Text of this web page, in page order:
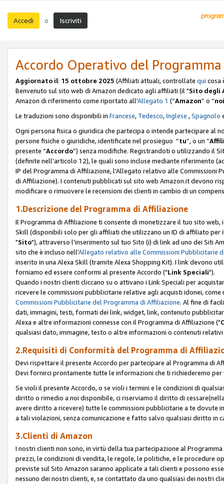
Accedi o Iscriviti
Accordo Operativo del
Aggiornato il: 15 ottobre 2025 (Affiliati attuali, controllate qui cosa
Benvenuto sul sito web di Amazon dedicato agli affiliati (il "Sito degli
Amazon di riferimento come riportato all'Allegato 1 (“Amazon” o “noi
Le traduzioni sono disponibili in Francese, Tedesco,Inglese ,Spagnolo
Ogni persona fisica o giuridica che partecipa o intende partecipare al
persone fisiche o giuridiche, identificate nel prosieguo “tu”, o un “
presente “Accordo”) senza modifiche. Registrandoti o utilizzando il
(definite nell'articolo 12), le quali sono incluse mediante riferimento
IP del Programma di Affiliazione, l'Allegato relativo alle Commissioni
di Affiliazione). I contenuti pubblicati sul sito web Amazon.it devono
modificare o rimuovere le recensioni dei clienti in cambio di un
1.Descrizione del Programma di Affiliazione
Il Programma di Affiliazione ti consente di monetizzare il tuo sito
Skill (disponibili solo per gli affiliati che utilizzano un ID di affiliato per
"Sito"), attraverso l'inserimento sul tuo Sito (i) di link ad uno dei Siti
sito che è incluso nell'Allegato relativo alle Commissioni Pubblicitarie
inserito in una Alexa Skill (tramite Alexa Shopping Kit). I link devono
forniamo ed essere conformi al presente Accordo ("Link Speciali").
Quando i nostri clienti cliccano su o attivano i Link Speciali per
ricevere le commissioni pubblicitarie relative agli acquisti idonei,
Commissioni Pubblicitarie del Programma di Affiliazione. Al fine di
dati, immagini, testi, formati dei link, widget, link, contenuto
Alexa e altre informazioni connesse con il Programma di Affiliazione ("
qualsiasi dato, immagine, testo o altre informazioni o contenuti
2.Requisiti di Conformità del Programma di
Devi rispettare il presente Accordo per partecipare al Programma di
Devi fornirci prontamente tutte le informazioni che ti richiederemo
Se violi il presente Accordo, o se violi i termini e le condizioni di
diritto o rimedio a noi disponibile, ci riserviamo il diritto di
avere diritto a ricevere) tutte le commissioni pubblicitarie a te dovute
a tali violazioni, senza comunicazione e fatto salvo qualsiasi diritto in
3.Clienti di Amazon
I nostri clienti non sono, in virtù della tua partecipazione al
prezzi, le condizioni di vendita, le regole, le politiche, e le procedure
previste sul Sito Amazon saranno applicate a tali clienti e possono
nessuno dei nostri clienti, e, se contattato da uno qualsiasi dei nostri